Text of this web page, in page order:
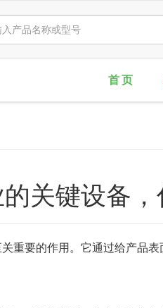
首页
关键设备，
重要的作用。它通过给产品